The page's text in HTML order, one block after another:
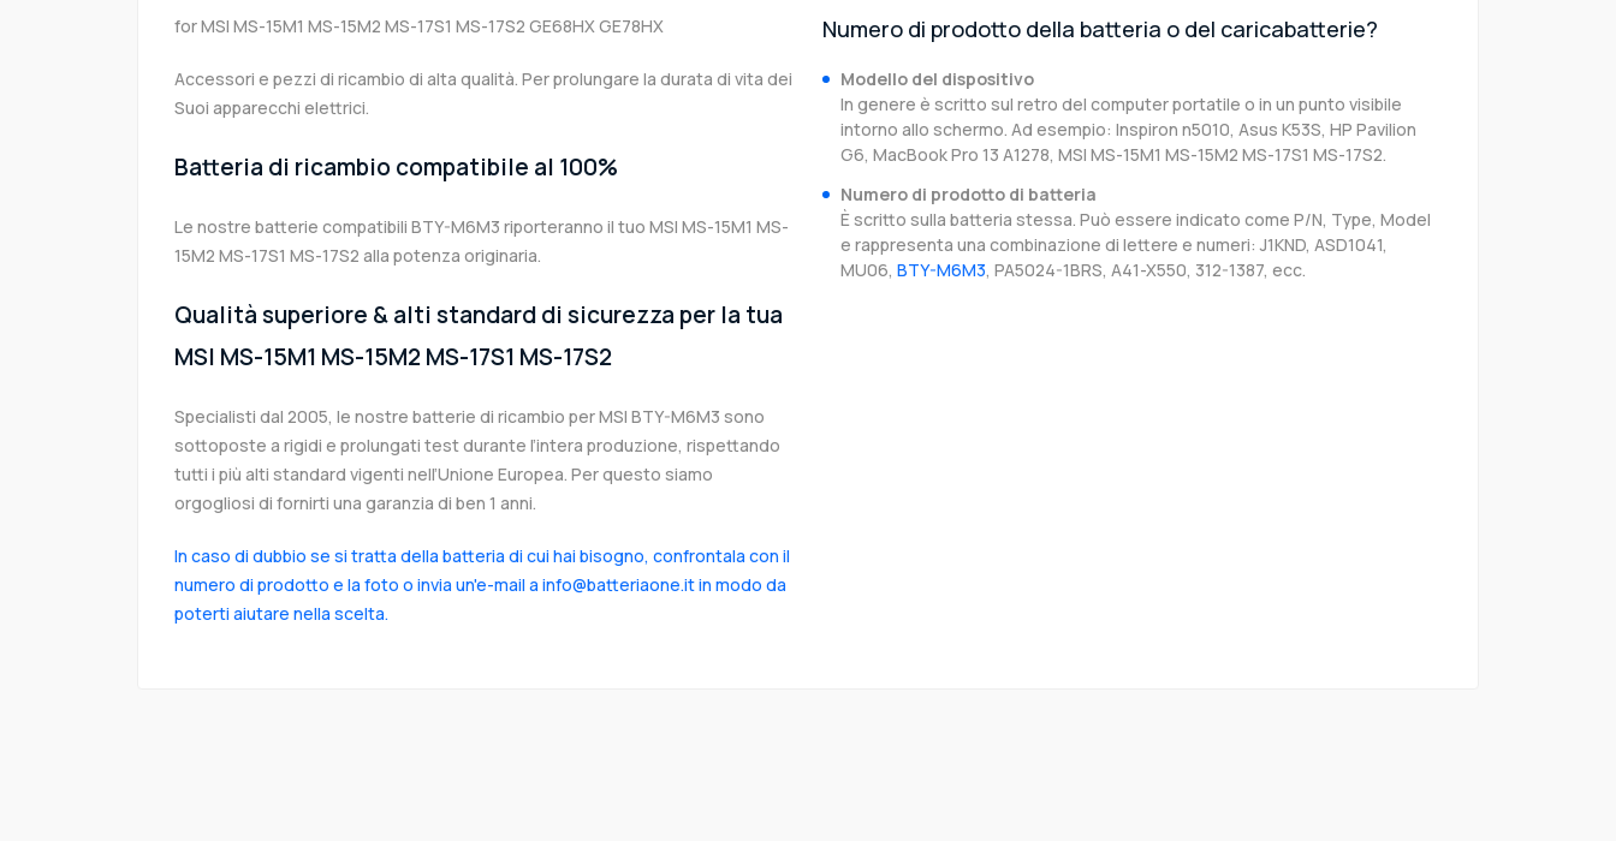
for MSI MS-15M1 MS-15M2 MS-17S1 MS-17S2 GE68HX GE78HX
Accessori e pezzi di ricambio di alta qualità. Per prolungare la durata di vita dei
Suoi apparecchi elettrici.
Batteria di ricambio compatibile al 100%
Le nostre batterie compatibili BTY-M6M3 riporteranno il tuo MSI MS-15M1 MS-
15M2 MS-17S1 MS-17S2 alla potenza originaria.
Qualità superiore & alti standard di sicurezza per la tua
MSI MS-15M1 MS-15M2 MS-17S1 MS-17S2
Specialisti dal 2005, le nostre batterie di ricambio per MSI BTY-M6M3 sono
sottoposte a rigidi e prolungati test durante l’intera produzione, rispettando
tutti i più alti standard vigenti nell’Unione Europea. Per questo siamo
orgogliosi di fornirti una garanzia di ben 1 anni.
In caso di dubbio se si tratta della batteria di cui hai bisogno, confrontala con il
numero di prodotto e la foto o invia un'e-mail a info@batteriaone.it in modo da
poterti aiutare nella scelta.
Numero di prodotto della batteria o del caricabatterie?
Modello del dispositivo
In genere è scritto sul retro del computer portatile o in un punto visibile
intorno allo schermo. Ad esempio: Inspiron n5010, Asus K53S, HP Pavilion
G6, MacBook Pro 13 A1278, MSI MS-15M1 MS-15M2 MS-17S1 MS-17S2.
Numero di prodotto di batteria
È scritto sulla batteria stessa. Può essere indicato come P/N, Type, Model
e rappresenta una combinazione di lettere e numeri: J1KND, ASD1041,
MU06, BTY-M6M3, PA5024-1BRS, A41-X550, 312-1387, ecc.